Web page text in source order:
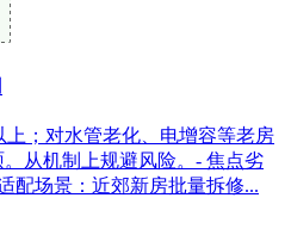
；对水管老化、电增容等老房
从机制上规避风险。- 焦点劣
配场景：近郊新房批量拆修...